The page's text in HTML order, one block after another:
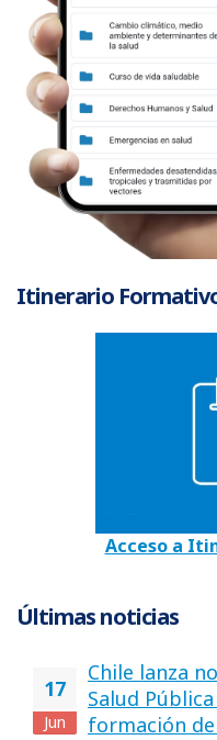
Itinerario
Acceso a
Últimas noticias
17
Jun
Chile lanza
Salud
formación